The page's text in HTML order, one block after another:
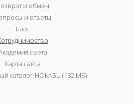
и обмен
и ответы
Блог
света
Карта сайта
каталог HOKASU (182 МБ)